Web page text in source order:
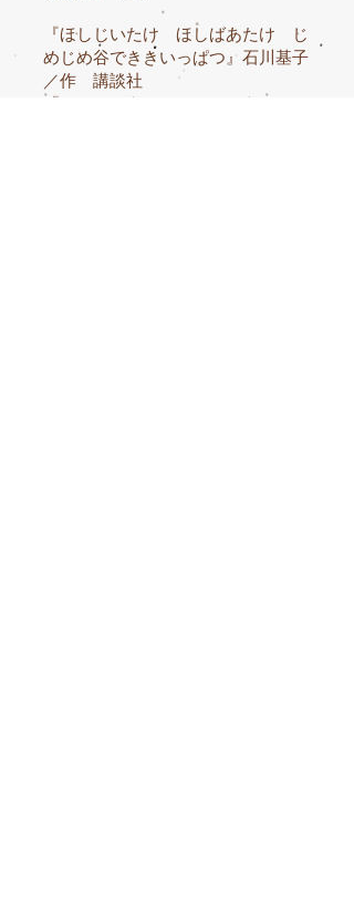
『ほしじいたけ ほしばあたけ じ
めじめ谷でききいっぱつ』石川基子
／作 講談社
『だいじょうぶ だいじょうぶ』い